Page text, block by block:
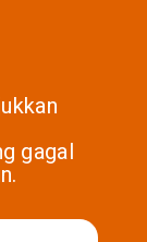
gagal